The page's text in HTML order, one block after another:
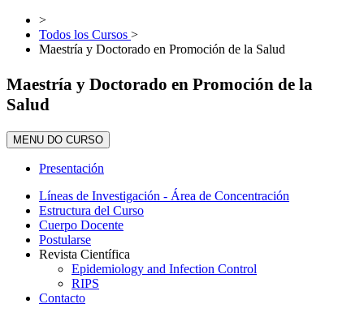
>
Todos los Cursos >
Maestría y Doctorado en Promoción de la Salud
Maestría y Doctorado en Promoción de la
Salud
MENU DO CURSO
Presentación
Líneas de Investigación - Área de Concentración
Estructura del Curso
Cuerpo Docente
Postularse
Revista Científica
Epidemiology and Infection Control
RIPS
Contacto